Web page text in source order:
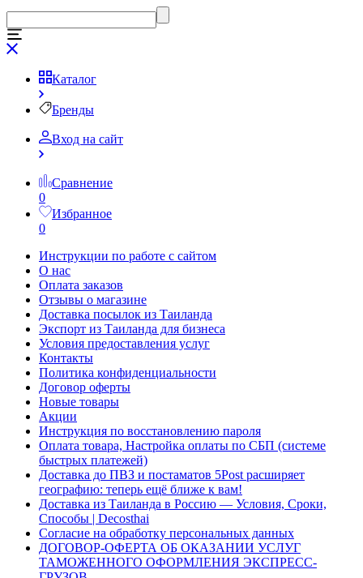
Каталог
Бренды
Вход на сайт
Сравнение
0
Избранное
0
Инструкции по работе с сайтом
О нас
Оплата заказов
Отзывы о магазине
Доставка посылок из Таиланда
Экспорт из Таиланда для бизнеса
Условия предоставления услуг
Контакты
Политика конфиденциальности
Договор оферты
Новые товары
Акции
Инструкция по восстановлению пароля
Оплата товара, Настройка оплаты по СБП (системе
быстрых платежей)
Доставка до ПВЗ и постаматов 5Post расширяет
географию: теперь ещё ближе к вам!
Доставка из Таиланда в Россию — Условия, Сроки,
Способы | Decosthai
Согласие на обработку персональных данных
ДОГОВОР-ОФЕРТА ОБ ОКАЗАНИИ УСЛУГ
ТАМОЖЕННОГО ОФОРМЛЕНИЯ ЭКСПРЕСС-